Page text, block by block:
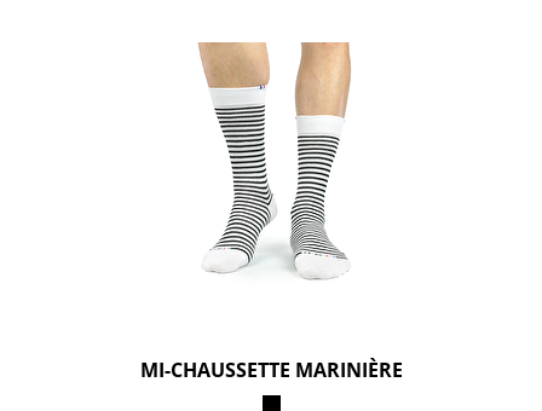
MI-CHAUSSETTE MARINIÈRE